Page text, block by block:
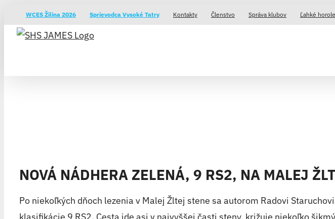
to
WCES Žilina 2026 Sprievodca Vysoké Tatry Kontakty Členstvo Správa klubov Ľahké
NOVÁ NÁDHERA ZELENÁ, 9 RS2, NA MALEJ
Po niekoľkých dňoch lezenia v Malej Žltej stene sa autorom Radovi
klasifikácie 9 RS2. Cesta ide asi v najvyššej časti steny, križuje niekoľko